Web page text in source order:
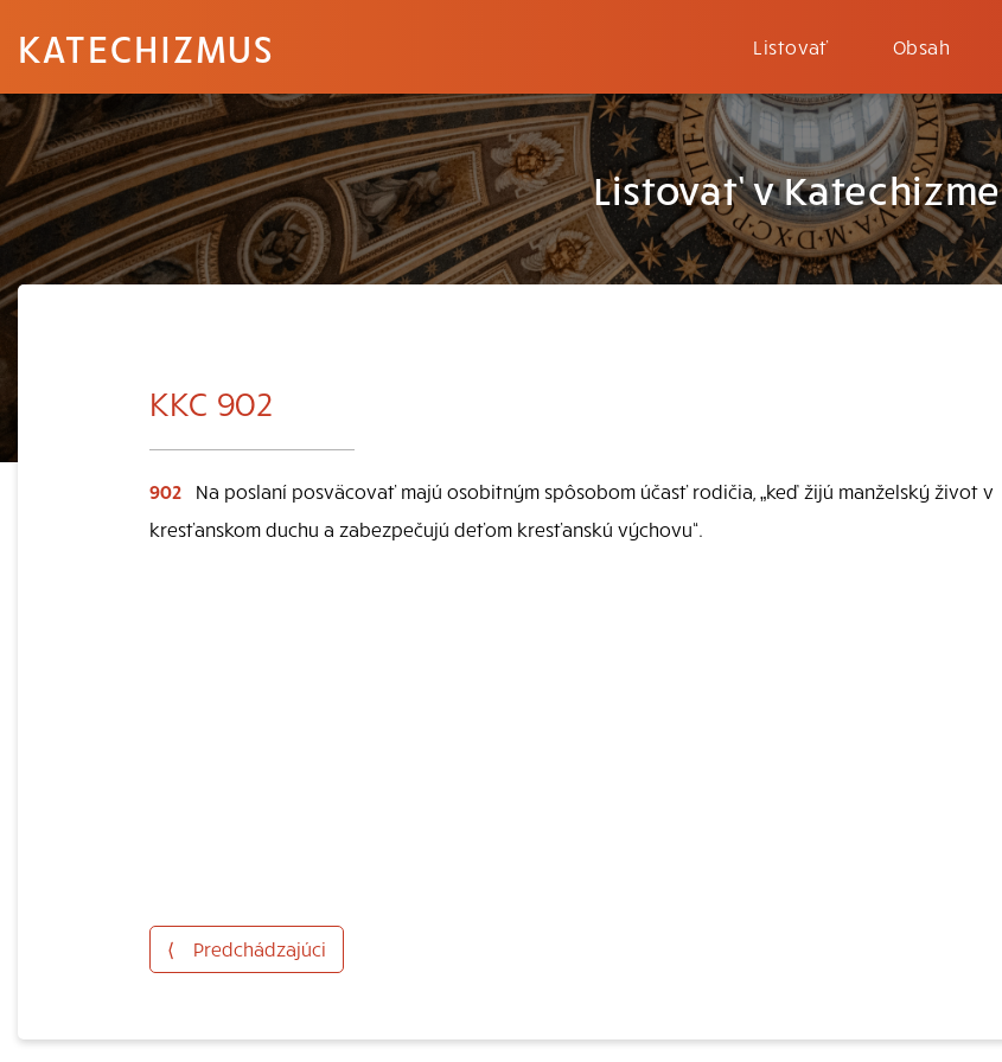
KATECHIZMUS Listovať Obsah
Listovať v Katechizme
KKC 902
902
Na poslaní posväcovať majú osobitným spôsobom účasť rodičia, „keď žijú manželský život v
kresťanskom duchu a zabezpečujú deťom kresťanskú výchovu“.
⟨ Predchádzajúci